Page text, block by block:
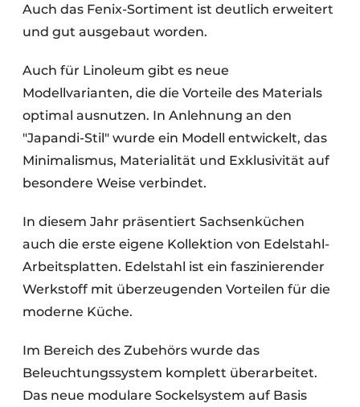
Auch das Fenix-Sortiment ist deutlich erweitert
und gut ausgebaut worden.
Auch für Linoleum gibt es neue
Modellvarianten, die die Vorteile des Materials
optimal ausnutzen. In Anlehnung an den
"Japandi-Stil" wurde ein Modell entwickelt, das
Minimalismus, Materialität und Exklusivität auf
besondere Weise verbindet.
In diesem Jahr präsentiert Sachsenküchen
auch die erste eigene Kollektion von Edelstahl-
Arbeitsplatten. Edelstahl ist ein faszinierender
Werkstoff mit überzeugenden Vorteilen für die
moderne Küche.
Im Bereich des Zubehörs wurde das
Beleuchtungssystem komplett überarbeitet.
Das neue modulare Sockelsystem auf Basis